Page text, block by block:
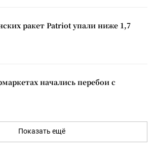
ракет Patriot упали ниже 1,7
начались перебои с
Показать ещё